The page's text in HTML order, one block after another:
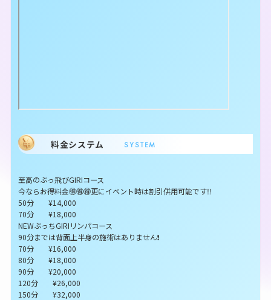
料金システム SYSTEM
至高のぶっ飛びGIRIコース
今ならお得料金🉐🉐🉐更にイベント時は割引併用可能です‼️
50分 ¥14,000
70分 ¥18,000
NEWぶっちGIRIリンパコース
90分までは背面上半身の施術はありません❗️
70分 ¥16,000
80分 ¥18,000
90分 ¥20,000
120分 ¥26,000
150分 ¥32,000